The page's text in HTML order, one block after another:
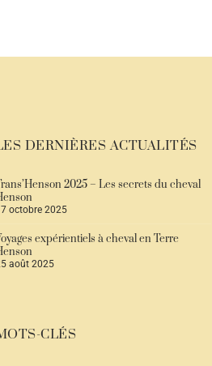
DERNIÈRES ACTUALITÉS
2025 – Les secrets du cheval
octobre 2025
expérientiels à cheval en Terre
août 2025
CLÉS